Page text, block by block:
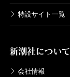
特設サイト一覧
新潮社について
会社情報